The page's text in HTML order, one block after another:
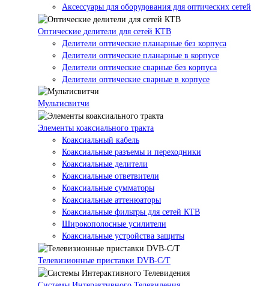
Аксессуары для оборудования для оптических сетей
Оптические делители для сетей КТВ
Делители оптические планарные без корпуса
Делители оптические планарные в корпусе
Делители оптические сварные без корпуса
Делители оптические сварные в корпусе
Мультисвитчи
Элементы коаксиального тракта
Коаксиальный кабель
Коаксиальные разъемы и переходники
Коаксиальные делители
Коаксиальные ответвители
Коаксиальные сумматоры
Коаксиальные аттенюаторы
Коаксиальные фильтры для сетей КТВ
Широкополосные усилители
Коаксиальные устройства защиты
Телевизионные приставки DVB-C/T